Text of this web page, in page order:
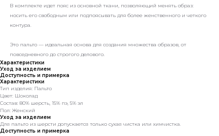
В комплекте идет пояс из основной ткани, позволяющий менять образ:
носить его свободным или подпоясывать для более женственного и четкого
контура.
Это пальто — идеальная основа для создания множества образов, от
повседневного до строгого делового.
Характеристики
Уход за изделием
Доступность и примерка
Характеристики
Тип изделия: Пальто
Цвет: Шоколад
Состав: 80% шерсть, 15% пэ, 5% эл
Пол: Женский
Уход за изделием
Для пальто из шерсти допускается только сухая чистка или химчистка.
Доступность и примерка